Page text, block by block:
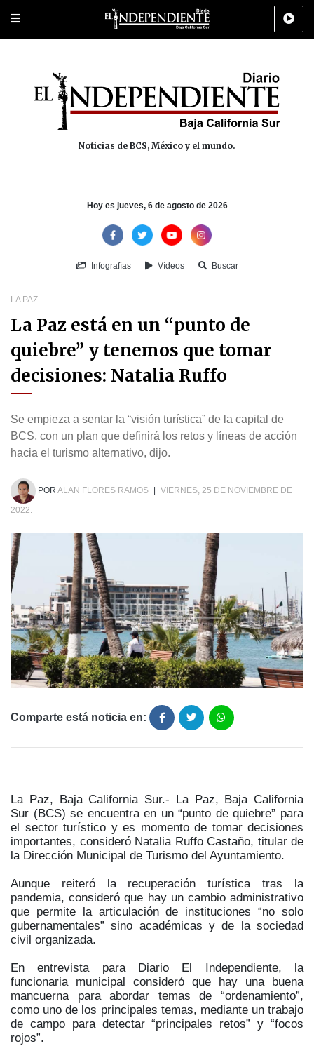
Portada Los Cabos Policiaca Deportes Cultura
Noticias de BCS, México y el mundo.
Hoy es jueves, 6 de agosto de 2026
Infografías Vídeos Buscar
LA PAZ
La Paz está en un “punto de
quiebre” y tenemos que tomar
decisiones: Natalia Ruffo
Se empieza a sentar la “visión turística” de la capital de
BCS, con un plan que definirá los retos y líneas de acción
hacia el turismo alternativo, dijo.
POR ALAN FLORES RAMOS
VIERNES, 25 DE NOVIEMBRE DE
2022.
Comparte está noticia en:
La Paz, Baja California Sur.- La Paz, Baja California
Sur (BCS) se encuentra en un “punto de quiebre” para
el sector turístico y es momento de tomar decisiones
importantes, consideró Natalia Ruffo Castaño, titular de
la Dirección Municipal de Turismo del Ayuntamiento.
Aunque reiteró la recuperación turística tras la
pandemia, consideró que hay un cambio administrativo
que permite la articulación de instituciones “no solo
gubernamentales” sino académicas y de la sociedad
civil organizada.
En entrevista para Diario El Independiente, la
funcionaria municipal consideró que hay una buena
mancuerna para abordar temas de “ordenamiento”,
como uno de los principales temas, mediante un trabajo
de campo para detectar “principales retos” y “focos
rojos”.